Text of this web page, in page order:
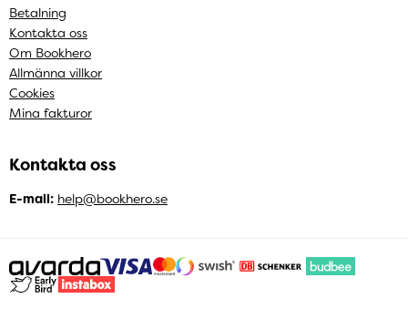
Betalning
Kontakta oss
Om Bookhero
Allmänna villkor
Cookies
Mina fakturor
Kontakta oss
E-mail: help@bookhero.se